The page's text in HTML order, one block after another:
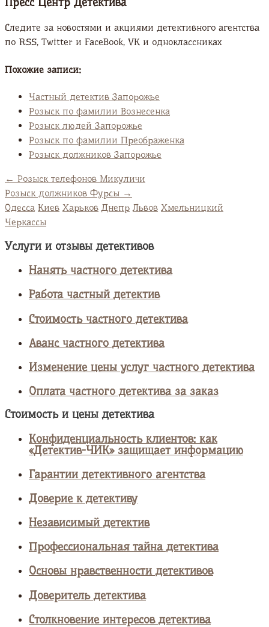
Следите за новостями и акциями детективного агентства
по RSS, Twitter и FaсeBook, VK и одноклассниках
Похожие записи:
Частный детектив Запорожье
Розыск по фамилии Вознесенка
Розыск людей Запорожье
Розыск по фамилии Преображенка
Розыск должников Запорожье
← Розыск телефонов Микуличи
Розыск должников Фурсы →
Одесса Киев Харьков Днепр Львов Хмельницкий
Черкассы
Услуги и отзывы детективов
Нанять частного детектива
Работа частный детектив
Стоимость частного детектива
Аванс частного детектива
Изменение цены услуг частного детектива
Оплата частного детектива за заказ
Стоимость и цены детектива
Конфиденциальность клиентов: как
«Детектив-ЧИК» защищает информацию
Гарантии детективного агентства
Доверие к детективу
Независимый детектив
Профессиональная тайна детектива
Основы нравственности детективов
Доверитель детектива
Столкновение интересов детектива